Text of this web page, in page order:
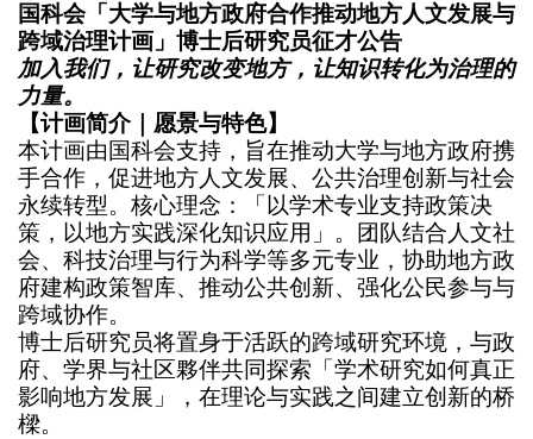
国科会「大学与地方政府合作推动地方人文发展与
跨域治理计画」博士后研究员征才公告
加入我们，让研究改变地方，让知识转化为治理的
力量。
【计画简介｜愿景与特色】
本计画由国科会支持，旨在推动大学与地方政府携
手合作，促进地方人文发展、公共治理创新与社会
永续转型。 核心理念：「以学术专业支持政策决
策，以地方实践深化知识应用」。团队结合人文社
会、科技治理与行为科学等多元专业，协助地方政
府建构政策智库、推动公共创新、强化公民参与与
跨域协作。
博士后研究员将置身于活跃的跨域研究环境，与政
府、学界与社区夥伴共同探索「学术研究如何真正
影响地方发展」，在理论与实践之间建立创新的桥
樑。